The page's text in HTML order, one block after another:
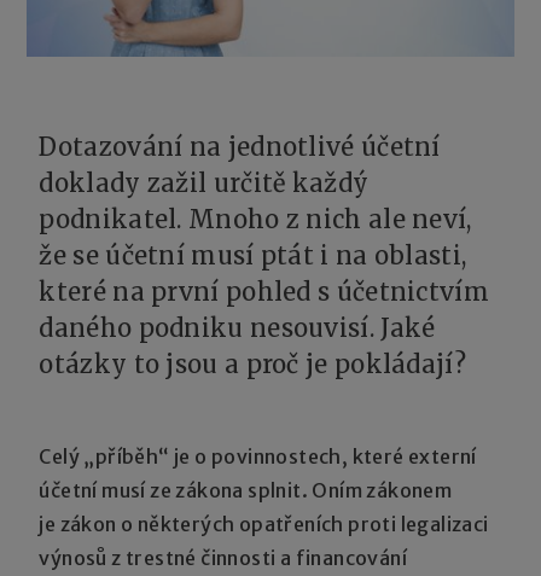
Dotazování na jednotlivé účetní
doklady zažil určitě každý
podnikatel. Mnoho z nich ale neví,
že se účetní musí ptát i na oblasti,
které na první pohled s účetnictvím
daného podniku nesouvisí. Jaké
otázky to jsou a proč je pokládají?
Celý „příběh“ je o povinnostech, které externí
účetní musí ze zákona splnit. Oním zákonem
je zákon o některých opatřeních proti legalizaci
výnosů z trestné činnosti a financování